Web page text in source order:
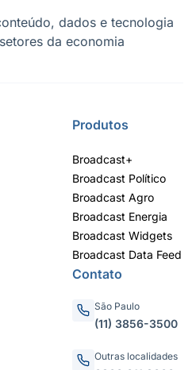
dados e tecnologia
da economia
Produtos
Broadcast+
Broadcast Político
Broadcast Agro
Broadcast Energia
Broadcast Widgets
Broadcast Data Feed
Contato
São Paulo
(11) 3856-3500
Outras localidades